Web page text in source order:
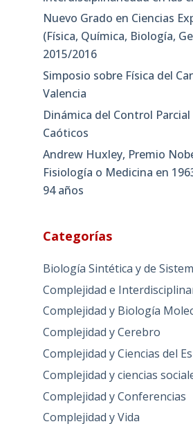
Nuevo Grado en Ciencias
(Física, Química, Biología,
2015/2016
Simposio sobre Física del
Valencia
Dinámica del Control
Caóticos
Andrew Huxley, Premio
Fisiología o Medicina en
94 años
Categorías
Biología Sintética y de
Complejidad e
Complejidad y Biología
Complejidad y Cerebro
Complejidad y Ciencias del
Complejidad y ciencias
Complejidad y Conferencias
Complejidad y Vida